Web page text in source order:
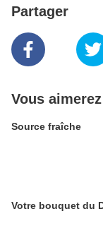
Partager
Vous
Source fraîche
Votre bouquet du